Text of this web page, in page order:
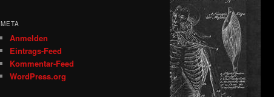
META
Anmelden
Eintrags-Feed
Kommentar-Feed
WordPress.org